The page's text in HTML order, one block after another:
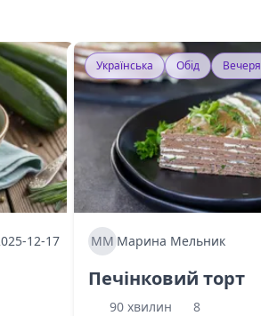
12-17
Українська Обід Вечеря
МММарина Мельник
Печінковий торт
90 хвилин
8